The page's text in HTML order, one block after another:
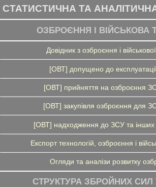
СТАТИСТИЧНА ТА
ОЗБРОЄННЯ І ВІЙСЬКОВА
Довідник з озброєння і
[ОВТ] допущено до
[ОВТ] прийняття на озброєння
[ОВТ] закупівля озброєння для
[ОВТ] надходження до ЗСУ та
Експорт технологій, озброєння і
Огляди та аналізи розвитку
СТРУКТУРА ЗБРОЙНИХ СИЛ